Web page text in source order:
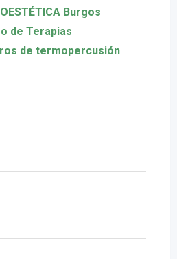
Burgos
de Terapias
de termopercusión